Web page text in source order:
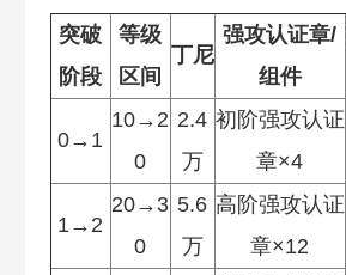
突破
阶段
等级
区间
丁尼
强攻认证章/
组件
0→1
10→2
0
2.4
万
初阶强攻认证
章×4
1→2
20→3
0
5.6
万
高阶强攻认证
章×12